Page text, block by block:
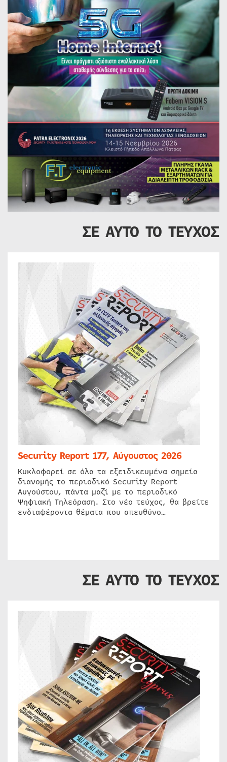
ΣΕ ΑΥΤΟ ΤΟ ΤΕΥΧΟΣ
Security Report 177, Αύγουστος 2026
Κυκλοφορεί σε όλα τα εξειδικευμένα σημεία
διανομής το περιοδικό Security Report
Αυγούστου, πάντα μαζί με το περιοδικό
Ψηφιακή Τηλεόραση. Στο νέο τεύχος, θα βρείτε
ενδιαφέροντα θέματα που απευθύνο…
ΣΕ ΑΥΤΟ ΤΟ ΤΕΥΧΟΣ